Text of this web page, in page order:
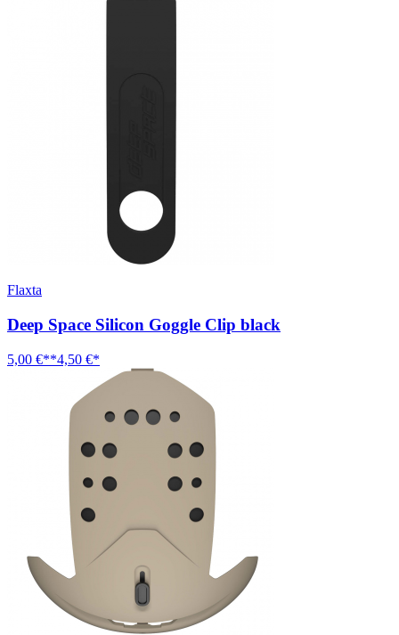
Flaxta
Deep Space Silicon Goggle Clip black
5,00 €**4,50 €*